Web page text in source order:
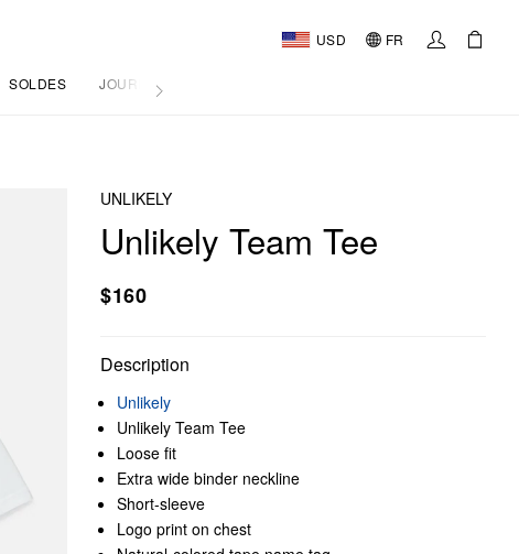
USD FR
SOLDES JOURNAL
UNLIKELY
Unlikely Team Tee
$160
Description
Unlikely
Unlikely Team Tee
Loose fit
Extra wide binder neckline
Short-sleeve
Logo print on chest